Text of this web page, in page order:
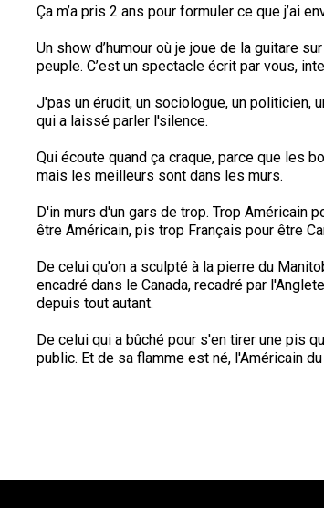
Ça m’a pris 2 ans pour formuler ce que j’ai
Un show d’humour où je joue de la guitare
peuple. C’est un spectacle écrit par vous,
J'pas un érudit, un sociologue, un politicien,
qui a laissé parler l'silence.
Qui écoute quand ça craque, parce que les
mais les meilleurs sont dans les murs.
D'in murs d'un gars de trop. Trop Américain
être Américain, pis trop Français pour être
De celui qu'on a sculpté à la pierre du
encadré dans le Canada, recadré par
depuis tout autant.
De celui qui a bûché pour s'en tirer une pis
public. Et de sa flamme est né, l'Américain